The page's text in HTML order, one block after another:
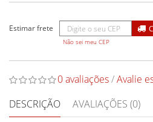
Não sei meu CEP
0 avaliações/Avalie
DESCRIÇÃO
AVALIAÇÕES (0)